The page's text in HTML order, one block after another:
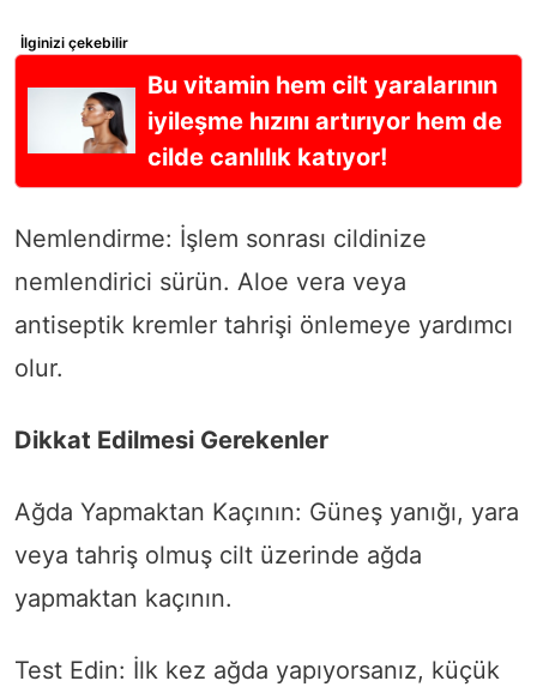
İlginizi çekebilir
Bu vitamin hem cilt yaralarının
iyileşme hızını artırıyor hem de
cilde canlılık katıyor!
Nemlendirme: İşlem sonrası cildinize
nemlendirici sürün. Aloe vera veya
antiseptik kremler tahrişi önlemeye yardımcı
olur.
Dikkat Edilmesi Gerekenler
Ağda Yapmaktan Kaçının: Güneş yanığı, yara
veya tahriş olmuş cilt üzerinde ağda
yapmaktan kaçının.
Test Edin: İlk kez ağda yapıyorsanız, küçük